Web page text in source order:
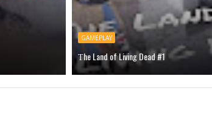
GAMEPLAY
Τhe Land of Living Dead #1